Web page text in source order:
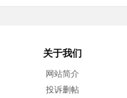
关于我们
网站简介
投诉删帖